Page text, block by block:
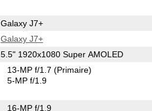
Galaxy J7+
Galaxy J7+
5.5" 1920x1080 Super AMOLED
13-MP f/1.7(Primaire)
5-MP f/1.9
16-MP f/1.9